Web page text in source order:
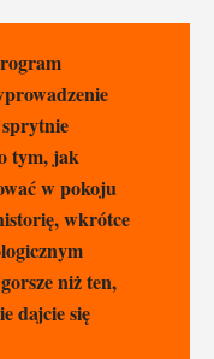
tym, jak
w pokoju
wkrótce
niż ten,
dajcie się